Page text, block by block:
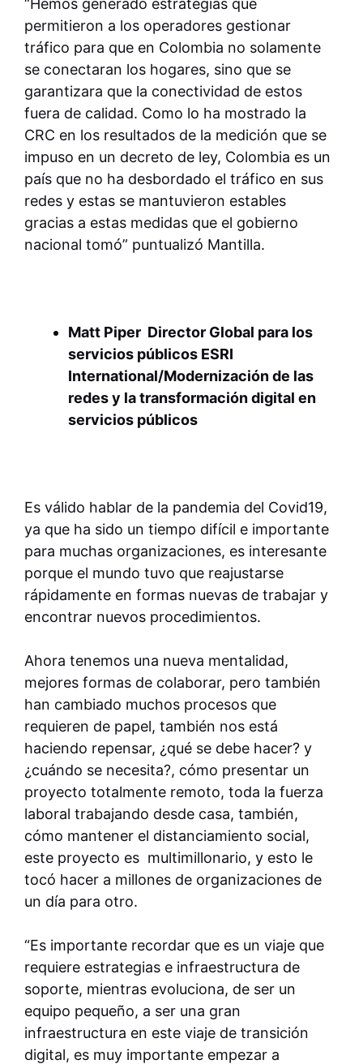
“Hemos generado estrategias que
permitieron a los operadores gestionar
tráfico para que en Colombia no solamente
se conectaran los hogares, sino que se
garantizara que la conectividad de estos
fuera de calidad. Como lo ha mostrado la
CRC en los resultados de la medición que se
impuso en un decreto de ley, Colombia es un
país que no ha desbordado el tráfico en sus
redes y estas se mantuvieron estables
gracias a estas medidas que el gobierno
nacional tomó” puntualizó Mantilla.
Matt Piper Director Global para los
servicios públicos ESRI
International/Modernización de las
redes y la transformación digital en
servicios públicos
Es válido hablar de la pandemia del Covid19,
ya que ha sido un tiempo difícil e importante
para muchas organizaciones, es interesante
porque el mundo tuvo que reajustarse
rápidamente en formas nuevas de trabajar y
encontrar nuevos procedimientos.
Ahora tenemos una nueva mentalidad,
mejores formas de colaborar, pero también
han cambiado muchos procesos que
requieren de papel, también nos está
haciendo repensar, ¿qué se debe hacer? y
¿cuándo se necesita?, cómo presentar un
proyecto totalmente remoto, toda la fuerza
laboral trabajando desde casa, también,
cómo mantener el distanciamiento social,
este proyecto es multimillonario, y esto le
tocó hacer a millones de organizaciones de
un día para otro.
“Es importante recordar que es un viaje que
requiere estrategias e infraestructura de
soporte, mientras evoluciona, de ser un
equipo pequeño, a ser una gran
infraestructura en este viaje de transición
digital, es muy importante empezar a